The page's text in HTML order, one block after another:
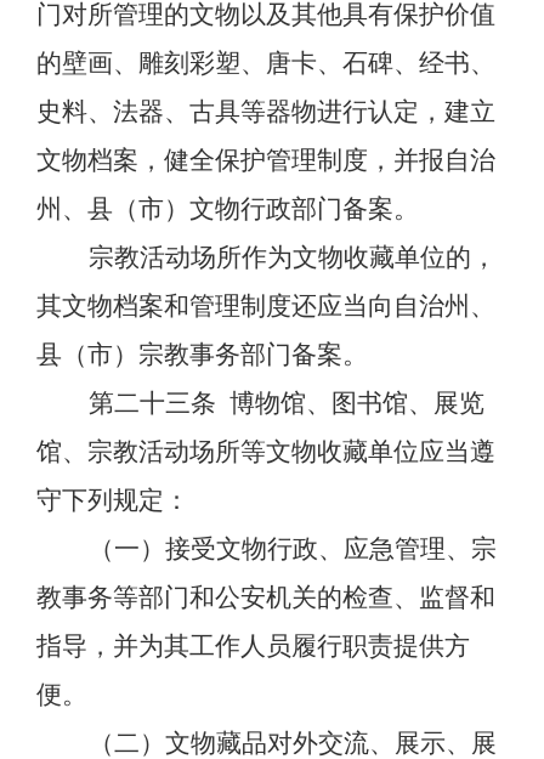
门对所管理的文物以及其他具有保护价值
的壁画、雕刻彩塑、唐卡、石碑、经书、
史料、法器、古具等器物进行认定，建立
文物档案，健全保护管理制度，并报自治
州、县（市）文物行政部门备案。
宗教活动场所作为文物收藏单位的，
其文物档案和管理制度还应当向自治州、
县（市）宗教事务部门备案。
第二十三条 博物馆、图书馆、展览
馆、宗教活动场所等文物收藏单位应当遵
守下列规定：
（一）接受文物行政、应急管理、宗
教事务等部门和公安机关的检查、监督和
指导，并为其工作人员履行职责提供方
便。
（二）文物藏品对外交流、展示、展